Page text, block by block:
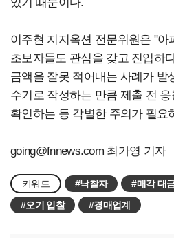
이주현 지지옥션 전문위원은 "아
초보자들도 관심을 갖고 진입하
금액을 잘못 적어내는 사례가 발
수기로 작성하는 만큼 제출 전
확인하는 등 각별한 주의가 필요
going@fnnews.com 최가영 기자
키워드 #낙찰자 #매각 대
#오기 입찰
#경매업계